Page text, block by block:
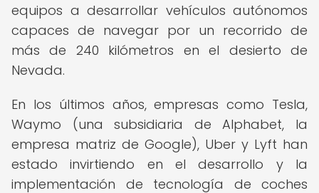
equipos a desarrollar vehículos autónomos
capaces de navegar por un recorrido de
más de 240 kilómetros en el desierto de
Nevada.
En los últimos años, empresas como Tesla,
Waymo (una subsidiaria de Alphabet, la
empresa matriz de Google), Uber y Lyft han
estado invirtiendo en el desarrollo y la
implementación de tecnología de coches